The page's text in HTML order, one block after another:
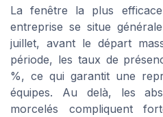
La fenêtre la plus
entreprise se situe
juillet, avant le départ
période, les taux de
%, ce qui garantit une
équipes. Au delà, les
morcelés compliquent